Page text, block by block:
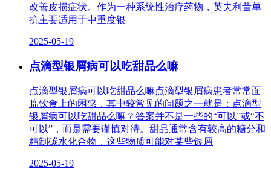
改善皮损症状。作为一种系统性治疗药物，英夫利昔单
抗主要适用于中重度银
2025-05-19
点滴型银屑病可以吃甜品么嘛
点滴型银屑病可以吃甜品么嘛点滴型银屑病患者常常面
临饮食上的困惑，其中较常见的问题之一就是：点滴型
银屑病可以吃甜品么嘛？答案并不是一些的“可以”或“不
可以”，而是需要谨慎对待。甜品通常含有较高的糖分和
精制碳水化合物，这些物质可能对某些银屑
2025-05-19